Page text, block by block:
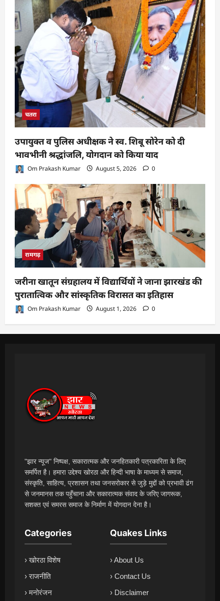
चतरा
उपायुक्त व पुलिस अधीक्षक ने स्व. शिबू सोरेन को दी
भावभीनी श्रद्धांजलि, योगदान को किया याद
Om Prakash Kumar August 5, 2026 0
रामगढ़
जरीना खातून संग्रहालय में विद्यार्थियों ने जाना झारखंड की
पुरातात्विक और सांस्कृतिक विरासत का इतिहास
Om Prakash Kumar August 1, 2026 0
"झार न्यूज" निष्पक्ष, सकारात्मक और जनहितकारी पत्रकारिता के लिए
समर्पित है। हमारा उद्देश्य खोरठा और हिन्दी भाषा के माध्यम से समाज,
संस्कृति, साहित्य, प्रशासन तथा जनसरोकार से जुड़े मुद्दों को प्रभावी ढंग
से जनमानस तक पहुँचाना और सकारात्मक संवाद के जरिए जागरूक,
सशक्त एवं समरस समाज के निर्माण में योगदान देना है।
Categories
› खोरठा विशेष
› राजनीति
› मनोरंजन
Quakes Links
› About Us
› Contact Us
› Disclaimer